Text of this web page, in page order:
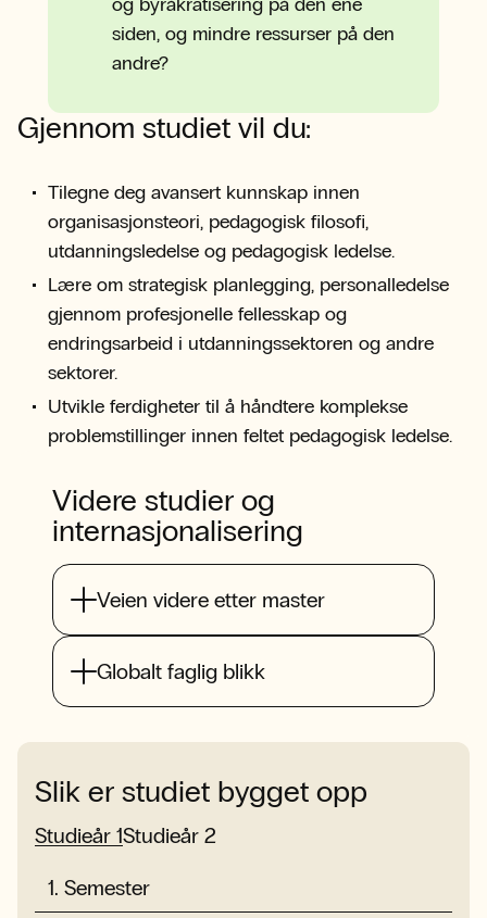
siden, og mindre ressurser på den
andre?
Gjennom studiet vil du:
Tilegne deg avansert kunnskap innen
organisasjonsteori, pedagogisk filosofi,
utdanningsledelse og pedagogisk ledelse.
Lære om strategisk planlegging, personalledelse
gjennom profesjonelle fellesskap og
endringsarbeid i utdanningssektoren og andre
sektorer.
Utvikle ferdigheter til å håndtere komplekse
problemstillinger innen feltet pedagogisk ledelse.
Videre studier og
internasjonalisering
Veien videre etter master
Globalt faglig blikk
Slik er studiet bygget opp
Studieår 1Studieår 2
1. Semester